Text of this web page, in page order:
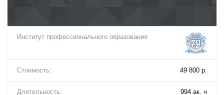
Институт профессионального образования
Стоимость: 49 800 р.
Длительность: 994 ак. ч